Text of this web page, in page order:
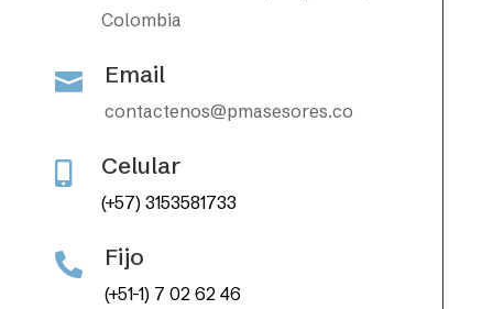
Colombia
 Email
contactenos@pmasesores.co
 Celular
(+57) 3153581733
 Fijo
(+51-1) 7 02 62 46